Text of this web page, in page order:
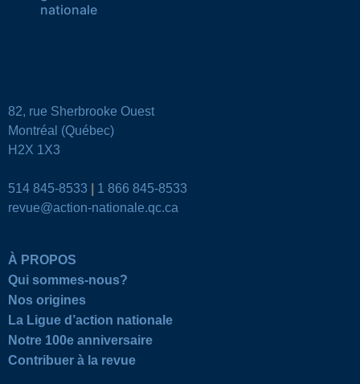
82, rue Sherbrooke Ouest
Montréal (Québec)
H2X 1X3
514 845-8533
1 866 845-8533
revue@action-nationale.qc.ca
À PROPOS
Qui sommes-nous?
Nos origines
La Ligue d’action nationale
Notre 100e anniversaire
Contribuer à la revue